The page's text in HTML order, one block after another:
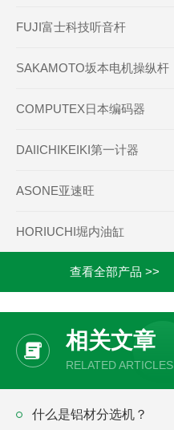
FUJI富士科技听音杆
SAKAMOTO坂本电机操纵杆
COMPUTEX日本编码器
DAIICHIKEIKI第一计器
ASONE亚速旺
HORIUCHI堀内油缸
查看全部产品 >>
相关文章
RELATED ARTICLES
什么是铝材分选机？